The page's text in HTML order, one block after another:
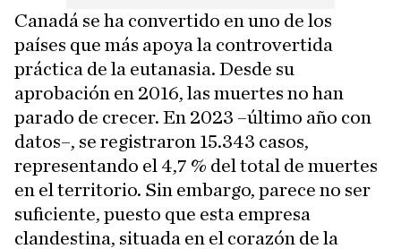
Canadá se ha convertido en uno de los
países que más apoya la controvertida
práctica de la eutanasia. Desde su
aprobación en 2016, las muertes no han
parado de crecer. En 2023 –último año con
datos–, se registraron 15.343 casos,
representando el 4,7 % del total de muertes
en el territorio. Sin embargo, parece no ser
suficiente, puesto que esta empresa
clandestina, situada en el corazón de la